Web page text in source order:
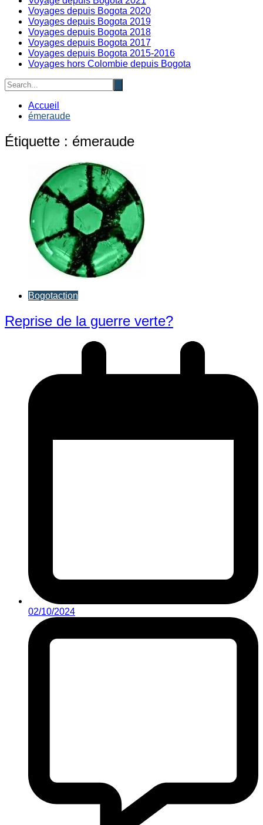
Voyages depuis Bogota 2020
Voyages depuis Bogota 2019
Voyages depuis Bogota 2018
Voyages depuis Bogota 2017
Voyages depuis Bogota 2015-2016
Voyages hors Colombie depuis Bogota
Accueil
émeraude
Étiquette : émeraude
Bogotaction
Reprise de la guerre verte?
02/10/2024